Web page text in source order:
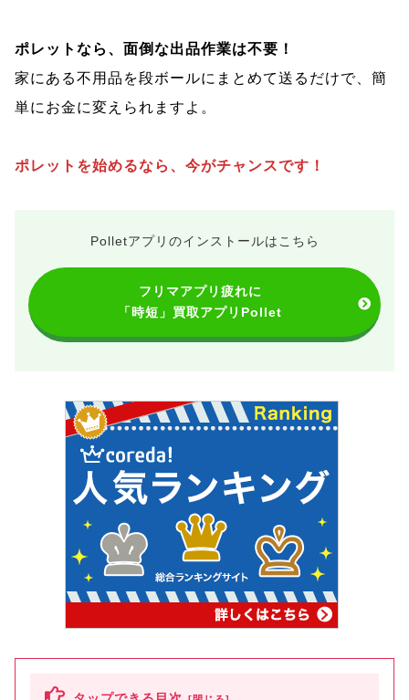
ポレットなら、面倒な出品作業は不要！
家にある不用品を段ボールにまとめて送るだけで、簡
単にお金に変えられますよ。
ポレットを始めるなら、今がチャンスです！
Polletアプリのインストールはこちら
フリマアプリ疲れに
「時短」買取アプリPollet